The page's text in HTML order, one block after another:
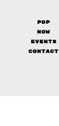
Pop
Now
Events
Contact